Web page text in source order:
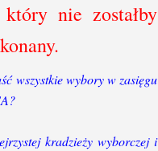
nie zostałby
wszystkie wybory w zasięgu
kradzieży wyborczej i